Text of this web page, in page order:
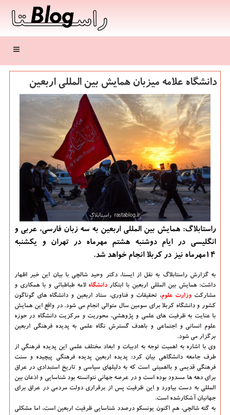
منو
دانشگاه علامه میزبان همایش بین المللی اربعین
راستابلاگ: همایش بین المللی اربعین به سه زبان فارسی، عربی و
انگلیسی در ایام دوشنبه هشتم مهرماه در تهران و یكشنبه
14مهرماه نیز در كربلا انجام خواهد شد.
به گزارش راستابلاگ به نقل از ایسنا،دكتر وحید شالچی با بیان این خبر اظهار
داشت: همایش بین المللی اربعین با ابتكاردانشگاه‌ لامه طباطبائی و با همكاری و
مشاركتوزارت علوم، تحقیقات و فناوری، ستاد اربعین و دانشگاه های گوناگون
كشور و دانشگاه كربلا برای سومین سال متوالی انجام می شود. در واقع این همایش
با عنایت به ظرفیت های علمی و پژوهشی، محوریت و مركزیت دانشگاه در حوزه
علوم انسانی و اجتماعی و باهدف گسترش نگاه علمی به پدیده فرهنگی اربعین
برگزار می شود.
وی با اشاره به اهمیت توجه به ادبیات و ابعاد مختلف علمی این پدیده فرهنگی از
طرف جامعه دانشگاهی بیان كرد: پدیده اربعین پدیده فرهنگی پیچیده و سنت
فرهنگی قدیمی و بااهمیتی است كه به دلیلهای سیاسی و تاریخ استبدادی در عراق
برای دهه­ ها مسدود بوده است و در عرصه جهانی نتوانسته بود شناسایی و اذعان بین
المللی به دست بیاورد و این ظرفیت پس از برقراری دولت مردمی در عراق برای
جهانیان آشكارشده است.
به گته شالچی، هم اكنون یونسكو درصدد شناسایی ظرفیت اربعین است، اما مشكلی